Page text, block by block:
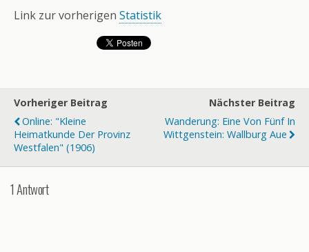
Link zur vorherigen Statistik
Vorheriger Beitrag
Online: "Kleine
Heimatkunde Der Provinz
Westfalen" (1906)
Nächster Beitrag
Wanderung: Eine Von Fünf In
Wittgenstein: Wallburg Aue
1 Antwort